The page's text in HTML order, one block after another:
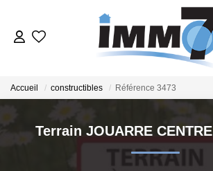
GERER
Accueil constructibles Référence 3473
Terrain JOUARRE CENTRE